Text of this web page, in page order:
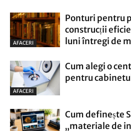
AFACERI
Ponturi pentru
construcții
luni întregi de
AFACERI
Cum alegi o
pentru
Cum definește
„materiale de